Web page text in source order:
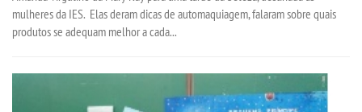
mulheres da IES. Elas deram dicas de automaquiagem, falaram sobre quais
produtos se adequam melhor a cada...